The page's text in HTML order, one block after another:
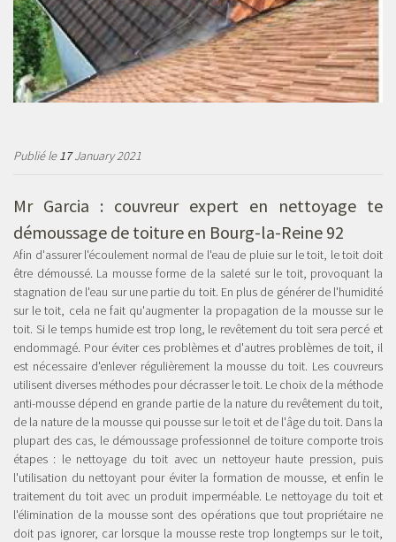
Publié le17January 2021
Mr Garcia : couvreur expert en nettoyage te
démoussage de toiture en Bourg-la-Reine 92
Afin d'assurer l'écoulement normal de l'eau de pluie sur le toit, le toit doit
être démoussé. La mousse forme de la saleté sur le toit, provoquant la
stagnation de l'eau sur une partie du toit. En plus de générer de l'humidité
sur le toit, cela ne fait qu'augmenter la propagation de la mousse sur le
toit. Si le temps humide est trop long, le revêtement du toit sera percé et
endommagé. Pour éviter ces problèmes et d'autres problèmes de toit, il
est nécessaire d'enlever régulièrement la mousse du toit. Les couvreurs
utilisent diverses méthodes pour décrasser le toit. Le choix de la méthode
anti-mousse dépend en grande partie de la nature du revêtement du toit,
de la nature de la mousse qui pousse sur le toit et de l'âge du toit. Dans la
plupart des cas, le démoussage professionnel de toiture comporte trois
étapes : le nettoyage du toit avec un nettoyeur haute pression, puis
l'utilisation du nettoyant pour éviter la formation de mousse, et enfin le
traitement du toit avec un produit imperméable. Le nettoyage du toit et
l'élimination de la mousse sont des opérations que tout propriétaire ne
doit pas ignorer, car lorsque la mousse reste trop longtemps sur le toit,